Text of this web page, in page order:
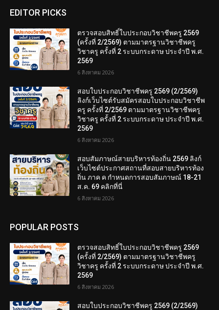
EDITOR PICKS
ตรวจสอบสิทธิ์ใบประกอบวิชาชีพครู 2569
(ครั้งที่ 2/2569) ตามมาตรฐานวิชาชีพครู
วิชาครู ครั้งที่ 2 ระบบกระดาษ ประจำปี พ.ศ.
2569
6 สิงหาคม 2026
สอบใบประกอบวิชาชีพครู 2569 (2/2569)
ลิงก์เว็บไซต์รับสมัครสอบใบประกอบวิชาชีพ
ครู ครั้งที่ 2/2569 ตามมาตรฐานวิชาชีพครู
วิชาครู ครั้งที่ 2 ระบบกระดาษ ประจำปี พ.ศ.
2569
6 สิงหาคม 2026
สอบสัมภาษณ์สายบริหารท้องถิ่น 2569 ลิงก์
เว็บไซต์ประกาศสถานที่สอบสายบริหารท้อง
ถิ่น ภาค ค กำหนดการสอบสัมภาษณ์ 18-21
ส.ค. 69 คลิกที่นี่
6 สิงหาคม 2026
POPULAR POSTS
ตรวจสอบสิทธิ์ใบประกอบวิชาชีพครู 2569
(ครั้งที่ 2/2569) ตามมาตรฐานวิชาชีพครู
วิชาครู ครั้งที่ 2 ระบบกระดาษ ประจำปี พ.ศ.
2569
6 สิงหาคม 2026
สอบใบประกอบวิชาชีพครู 2569 (2/2569)